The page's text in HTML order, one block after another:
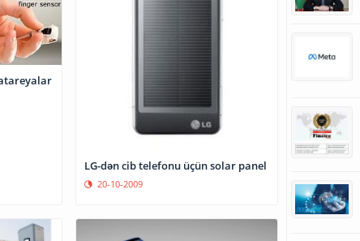
LG-dən cib telefonu üçün solar panel
20-10-2009